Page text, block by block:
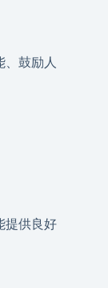
鼓励人
提供良好